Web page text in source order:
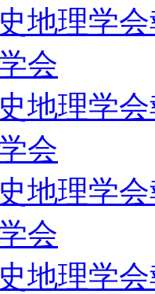
史地理学
会
史地理学
会
史地理学
会
史地理学